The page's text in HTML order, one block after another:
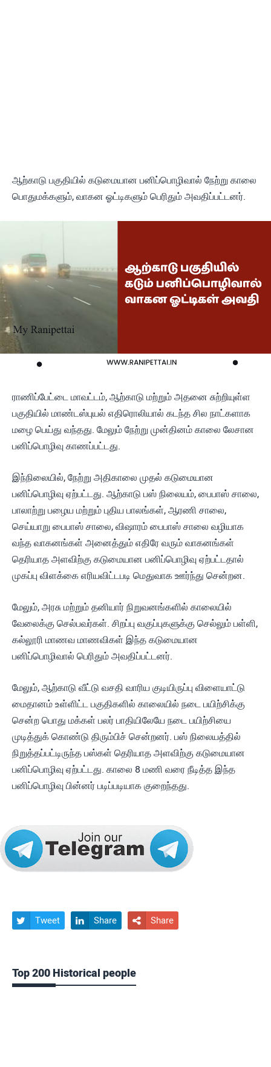
ஆற்காடு பகுதியில் கடுமையான பனிப்பொழிவால் நேற்று காலை
பொதுமக்களும், வாகன ஓட்டிகளும் பெரிதும் அவதிப்பட்டனர்.
ராணிப்பேட்டை மாவட்டம், ஆற்காடு மற்றும் அதனை சுற்றியுள்ள
பகுதியில் மாண்டஸ்புயல் எதிரொலியால் கடந்த சில நாட்களாக
மழை பெய்து வந்தது. மேலும் நேற்று முன்தினம் காலை லேசான
பனிப்பொழிவு காணப்பட்டது.
இந்நிலையில், நேற்று அதிகாலை முதல் கடுமையான
பனிப்பொழிவு ஏற்பட்டது. ஆற்காடு பஸ் நிலையம், பைபாஸ் சாலை,
பாலாற்று பழைய மற்றும் புதிய பாலங்கள், ஆரணி சாலை,
செய்யாறு பைபாஸ் சாலை, விஷாரம் பைபாஸ் சாலை வழியாக
வந்த வாகனங்கள் அனைத்தும் எதிரே வரும் வாகனங்கள்
தெரியாத அளவிற்கு கடுமையான பனிப்பொழிவு ஏற்பட்டதால்
முகப்பு விளக்கை எரியவிட்டபடி மெதுவாக ஊர்ந்து சென்றன.
மேலும், அரசு மற்றும் தனியார் நிறுவனங்களில் காலையில்
வேலைக்கு செல்பவர்கள். சிறப்பு வகுப்புகளுக்கு செல்லும் பள்ளி,
கல்லூரி மாணவ மாணவிகள் இந்த கடுமையான
பனிப்பொழிவால் பெரிதும் அவதிப்பட்டனர்.
மேலும், ஆற்காடு வீட்டு வசதி வாரிய குடியிருப்பு விளையாட்டு
மைதானம் உள்ளிட்ட பகுதிகளில் காலையில் நடை பயிற்சிக்கு
சென்ற பொது மக்கள் பலர் பாதியிலேயே நடை பயிற்சியை
முடித்துக் கொண்டு திரும்பிச் சென்றனர். பஸ் நிலையத்தில்
நிறுத்தப்பட்டிருந்த பஸ்கள் தெரியாத அளவிற்கு கடுமையான
பனிப்பொழிவு ஏற்பட்டது. காலை 8 மணி வரை நீடித்த இந்த
பனிப்பொழிவு பின்னர் படிப்படியாக குறைந்தது.
 Tweet  Share  Share
Top 200 Historical people